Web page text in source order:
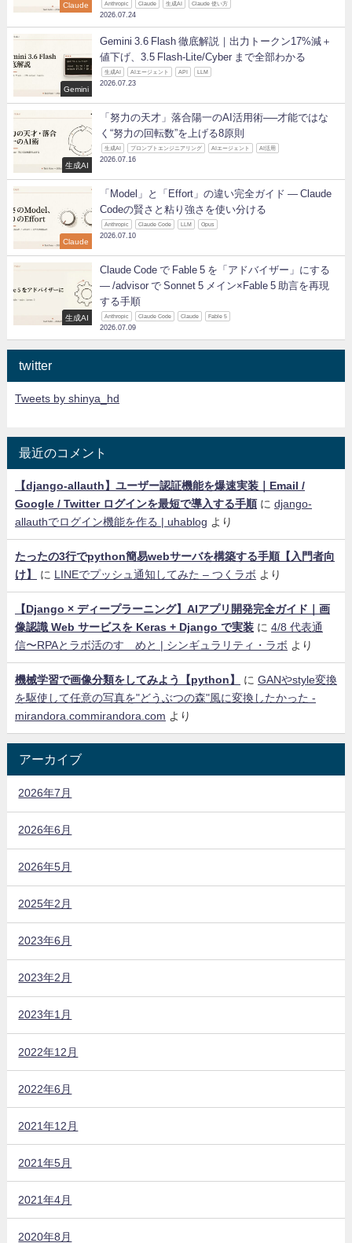
Claude Anthropic Claude 生成AI Claude 使い方
2026.07.24
Gemini
Gemini 3.6 Flash 徹底解説｜出力トークン17%減＋
値下げ、3.5 Flash-Lite/Cyber まで全部わかる
生成AI AIエージェント API LLM
2026.07.23
生成AI
「努力の天才」落合陽一のAI活用術──才能ではな
く“努力の回転数”を上げる8原則
生成AI プロンプトエンジニアリング AIエージェント AI活用
2026.07.16
Claude
「Model」と「Effort」の違い完全ガイド ― Claude
Codeの賢さと粘り強さを使い分ける
Anthropic Claude Code LLM Opus
2026.07.10
生成AI
Claude Code で Fable 5 を「アドバイザー」にする
— /advisor で Sonnet 5 メイン×Fable 5 助言を再現
する手順
Anthropic Claude Code Claude Fable 5
2026.07.09
twitter
Tweets by shinya_hd
最近のコメント
【django-allauth】ユーザー認証機能を爆速実装｜Email /
Google / Twitter ログインを最短で導入する手順に django-
allauthでログイン機能を作る | uhablog より
たったの3行でpython簡易webサーバを構築する手順【入門者向
け】
に LINEでプッシュ通知してみた – つくラボ より
【Django × ディープラーニング】AIアプリ開発完全ガイド｜画
像認識 Web サービスを Keras + Django で実装 に 4/8 代表通
信〜RPAとラボ活のすゝめと | シンギュラリティ・ラボ より
機械学習で画像分類をしてみよう【python】 に GANやstyle変換
を駆使して任意の写真を"どうぶつの森"風に変換したかった -
mirandora.commirandora.com より
アーカイブ
2026年7月
2026年6月
2026年5月
2025年2月
2023年6月
2023年2月
2023年1月
2022年12月
2022年6月
2021年12月
2021年5月
2021年4月
2020年8月